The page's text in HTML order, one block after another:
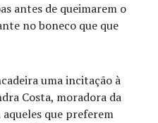
antes de queimarem o
no boneco que que
uma incitação à
Costa, moradora da
aqueles que preferem